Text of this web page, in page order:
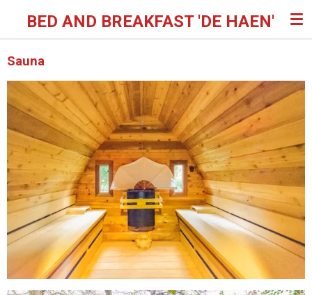
direct
de
hoofdinhoud
BED AND BREAKFAST 'DE HAEN'
Sauna